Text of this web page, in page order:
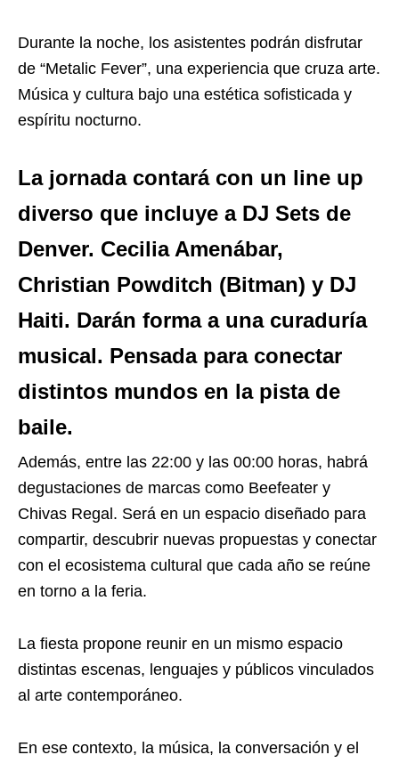
Durante la noche, los asistentes podrán disfrutar
de “Metalic Fever”, una experiencia que cruza arte.
Música y cultura bajo una estética sofisticada y
espíritu nocturno.
La jornada contará con un line up
diverso que incluye a DJ Sets de
Denver. Cecilia Amenábar,
Christian Powditch (Bitman) y DJ
Haiti. Darán forma a una curaduría
musical. Pensada para conectar
distintos mundos en la pista de
baile.
Además, entre las 22:00 y las 00:00 horas, habrá
degustaciones de marcas como Beefeater y
Chivas Regal. Será en un espacio diseñado para
compartir, descubrir nuevas propuestas y conectar
con el ecosistema cultural que cada año se reúne
en torno a la feria.
La fiesta propone reunir en un mismo espacio
distintas escenas, lenguajes y públicos vinculados
al arte contemporáneo.
En ese contexto, la música, la conversación y el